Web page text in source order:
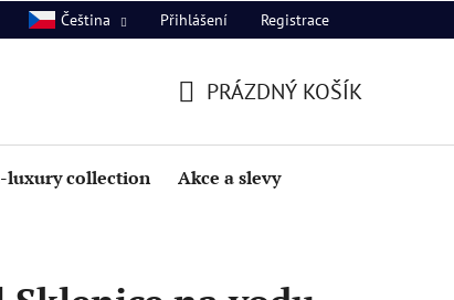
Čeština Přihlášení Registrace
KOŠÍK
PRÁZDNÝ KOŠÍK
luxury collection Akce a slevy